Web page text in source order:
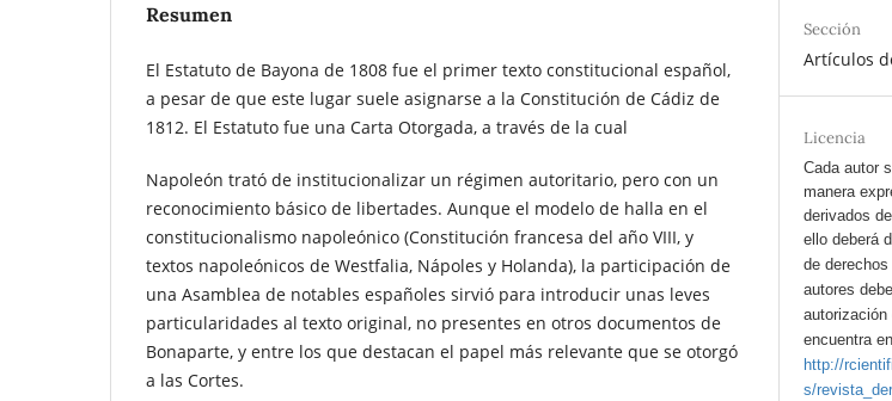
Resumen
El Estatuto de Bayona de 1808 fue el primer texto constitucional español,
a pesar de que este lugar suele asignarse a la Constitución de Cádiz de
1812. El Estatuto fue una Carta Otorgada, a través de la cual
Napoleón trató de institucionalizar un régimen autoritario, pero con un
reconocimiento básico de libertades. Aunque el modelo de halla en el
constitucionalismo napoleónico (Constitución francesa del año VIII, y
textos napoleónicos de Westfalia, Nápoles y Holanda), la participación de
una Asamblea de notables españoles sirvió para introducir unas leves
particularidades al texto original, no presentes en otros documentos de
Bonaparte, y entre los que destacan el papel más relevante que se otorgó
a las Cortes.
Sección
Artículos
Licencia
Cada autor
manera
derivados
ello deberá
de derechos
autores
encuentra
http://
s/